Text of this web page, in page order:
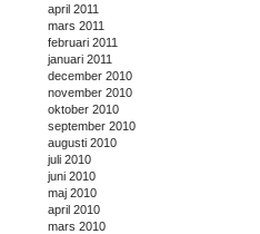
april 2011
mars 2011
februari 2011
januari 2011
december 2010
november 2010
oktober 2010
september 2010
augusti 2010
juli 2010
juni 2010
maj 2010
april 2010
mars 2010